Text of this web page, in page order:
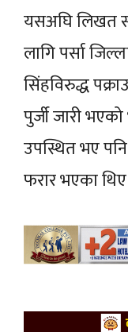
यसअघि लिखत
लागि पर्सा
सिंहविरुद्ध
पुर्जी जारी
उपस्थित भए
फरार भएका थिए